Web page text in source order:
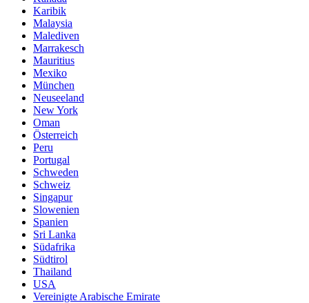
Karibik
Malaysia
Malediven
Marrakesch
Mauritius
Mexiko
München
Neuseeland
New York
Oman
Österreich
Peru
Portugal
Schweden
Schweiz
Singapur
Slowenien
Spanien
Sri Lanka
Südafrika
Südtirol
Thailand
USA
Vereinigte Arabische Emirate